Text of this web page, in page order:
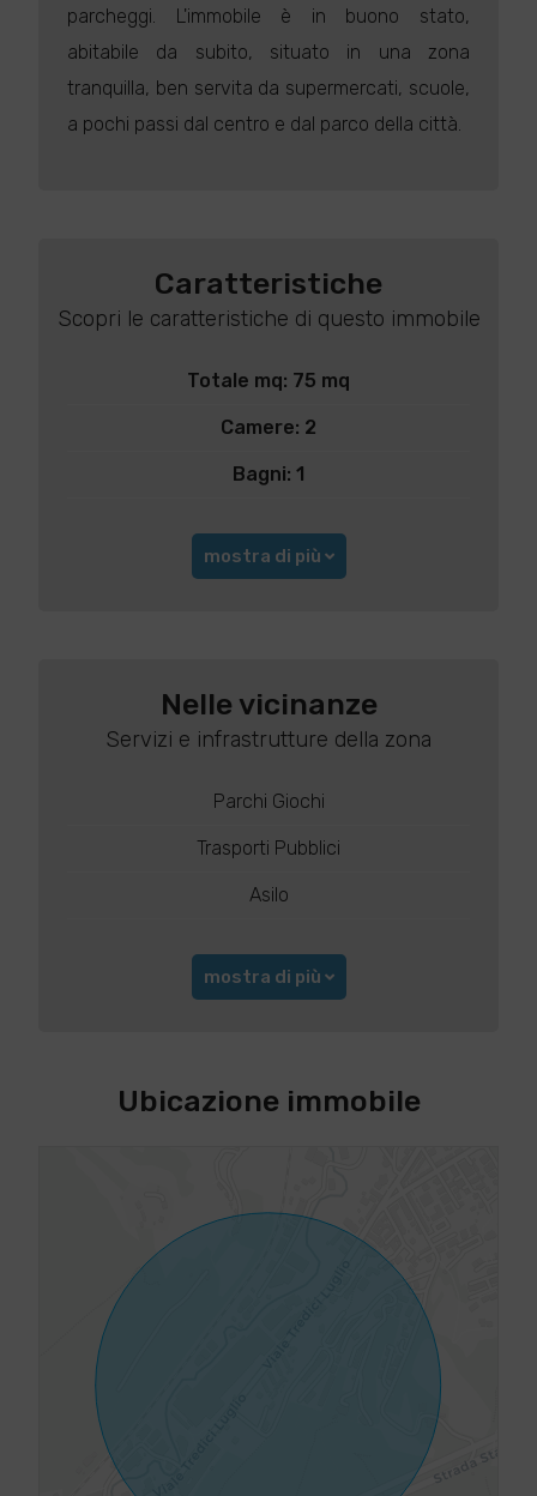
parcheggi. L'immobile è in buono stato,
abitabile da subito, situato in una zona
tranquilla, ben servita da supermercati, scuole,
a pochi passi dal centro e dal parco della città.
Caratteristiche
Scopri le caratteristiche di questo immobile
Totale mq: 75 mq
Camere: 2
Bagni: 1
mostra di più
Nelle vicinanze
Servizi e infrastrutture della zona
Parchi Giochi
Trasporti Pubblici
Asilo
mostra di più
Ubicazione immobile